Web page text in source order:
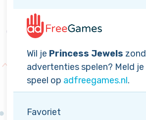
Wil je Princess Jewels
advertenties spelen? Meld je
speel op adfreegames.nl.
Favoriet